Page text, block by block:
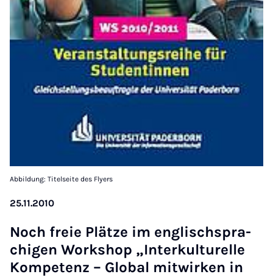
Abbildung: Titelseite des Flyers
25.11.2010
Noch freie Plät­ze im eng­lisch­spra­
chi­gen Work­shop „In­ter­kul­tu­rel­le
Kom­pe­tenz – Glo­bal mit­wir­ken in